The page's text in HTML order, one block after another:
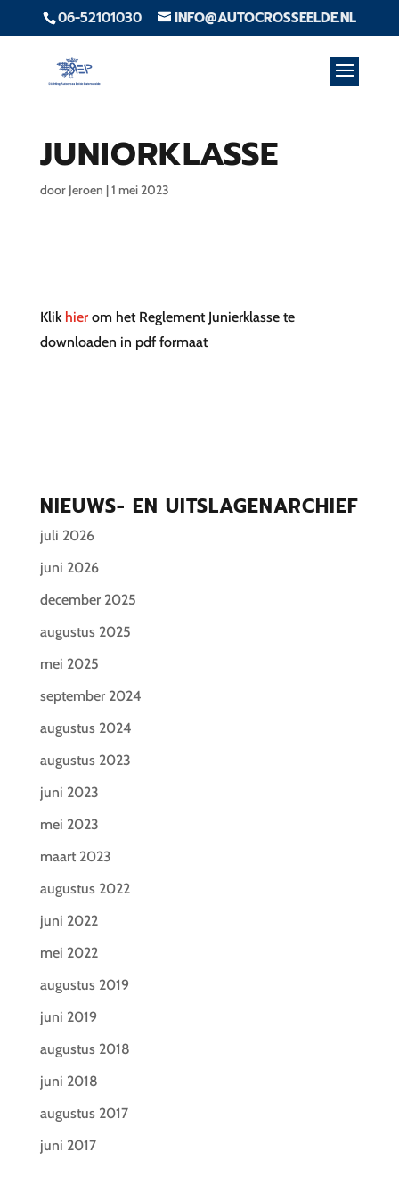
06-52101030 INFO@AUTOCROSSEELDE.NL
JUNIORKLASSE
door Jeroen |1 mei 2023
Klik hierom het Reglement Junierklasse te
downloaden in pdf formaat
NIEUWS- EN UITSLAGENARCHIEF
juli 2026
juni 2026
december 2025
augustus 2025
mei 2025
september 2024
augustus 2024
augustus 2023
juni 2023
mei 2023
maart 2023
augustus 2022
juni 2022
mei 2022
augustus 2019
juni 2019
augustus 2018
juni 2018
augustus 2017
juni 2017